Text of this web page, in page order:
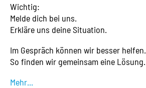
Wichtig:
Melde dich bei uns.
Erkläre uns deine Situation.
Im Gespräch können wir besser helfen.
So finden wir gemeinsam eine Lösung.
Mehr...